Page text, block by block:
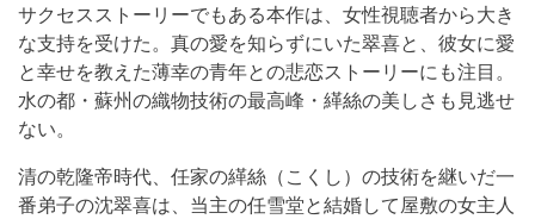
サクセスストーリーでもある本作は、女性視聴者から大き
な支持を受けた。真の愛を知らずにいた翠喜と、彼女に愛
と幸せを教えた薄幸の青年との悲恋ストーリーにも注目。
水の都・蘇州の織物技術の最高峰・緙絲の美しさも見逃せ
ない。
清の乾隆帝時代、任家の緙絲（こくし）の技術を継いだ一
番弟子の沈翠喜は、当主の任雪堂と結婚して屋敷の女主人